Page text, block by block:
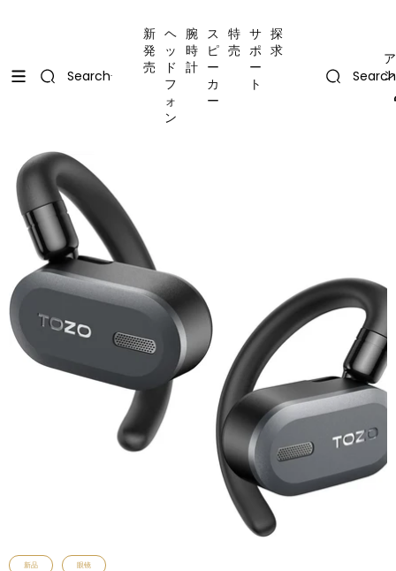
Search
新
発
売
ヘ
ッ
ド
フ
ォ
ン
腕
時
計
ス
ピ
ー
カ
ー
特
売
サ
ポ
ー
ト
探
求
Search
新品 眼镜